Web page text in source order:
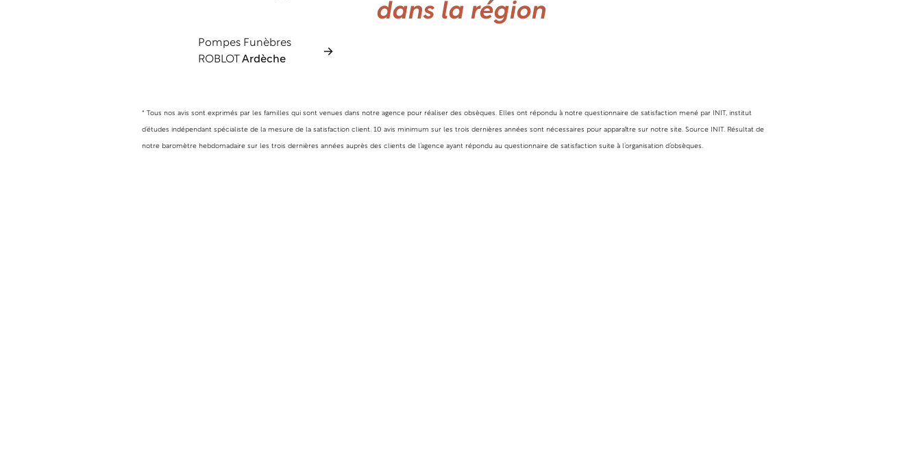
dans la région
Pompes Funèbres
ROBLOT Ardèche
* Tous nos avis sont exprimés par les familles qui sont venues dans notre agence pour réaliser des obsèques. Elles ont répondu à notre questionnaire de satisfaction mené par INIT, institut
d’études indépendant spécialiste de la mesure de la satisfaction client. 10 avis minimum sur les trois dernières années sont nécessaires pour apparaître sur notre site. Source INIT. Résultat de
notre baromètre hebdomadaire sur les trois dernières années auprès des clients de l’agence ayant répondu au questionnaire de satisfaction suite à l’organisation d’obsèques.